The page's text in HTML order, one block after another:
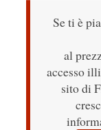
Se ti è
al
accesso
sito di